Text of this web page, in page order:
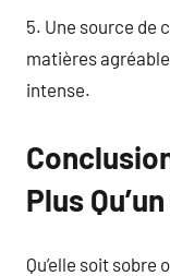
5. Une source de
matières
intense.
Plus
Qu’elle soit